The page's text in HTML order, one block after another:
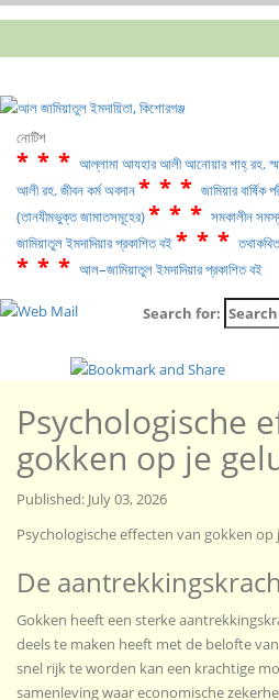
নোটিশ
*** আল্লামা আযহার আলী আনোয়ার শাহ্‌ রহ.
আলী রহ. জীবন কর্ম অবদান*** জামিয়ার
(তানযীমভুক্ত জামাতসমূহের)*** সমকালীন
জামিয়াতুল ইমদাদিয়ার প্রকাশিত বই***
*** আল–জামিয়াতুল ইমদাদিয়ার প্রকাশিত বই
Search for:
Psychologische
gokken op je
Published: July 03, 2026
Psychologische effecten van gokken op
De
Gokken heeft een sterke
deels te maken heeft met de belofte
snel rijk te worden kan een krachtige
samenleving waar economische